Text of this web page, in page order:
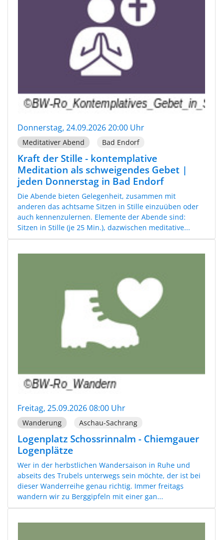
Donnerstag, 24.09.2026 20:00 Uhr
Meditativer Abend Bad Endorf
Kraft der Stille - kontemplative
Meditation als schweigendes Gebet |
jeden Donnerstag in Bad Endorf
Die Abende bieten Gelegenheit, zusammen mit
anderen das achtsame Sitzen in Stille einzuüben oder
auch kennenzulernen. Elemente der Abende sind:
Sitzen in Stille (je 25 Min.), dazwischen meditative...
Freitag, 25.09.2026 08:00 Uhr
Wanderung Aschau-Sachrang
Logenplatz Schossrinnalm - Chiemgauer
Logenplätze
Wer in der herbstlichen Wandersaison in Ruhe und
abseits des Trubels unterwegs sein möchte, der ist bei
dieser Wanderreihe genau richtig. Immer freitags
wandern wir zu Berggipfeln mit einer gan...